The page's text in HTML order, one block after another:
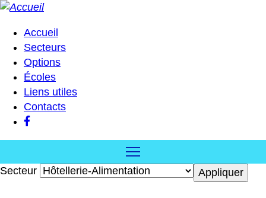
Aller
contenu
principal
Navigation
principale
Accueil
Secteurs
Options
Écoles
Liens utiles
Contacts
Secteur